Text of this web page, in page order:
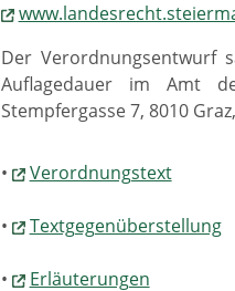
Der Verordnungsentwurf
Auflagedauer im Amt
Stempfergasse 7, 8010
• Verordnungstext
• Textgegenüberstellung
• Erläuterungen